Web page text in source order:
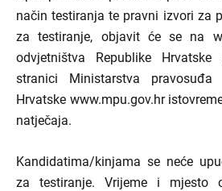
način testiranja te pravni izvori za
za testiranje, objavit će se na
odvjetništva Republike
stranici Ministarstva
Hrvatske www.mpu.gov.hr
natječaja.
Kandidatima/kinjama se neće
za testiranje. Vrijeme i mjesto